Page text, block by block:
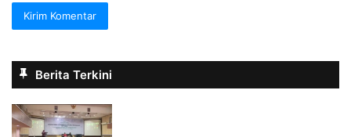
Berita Terkini